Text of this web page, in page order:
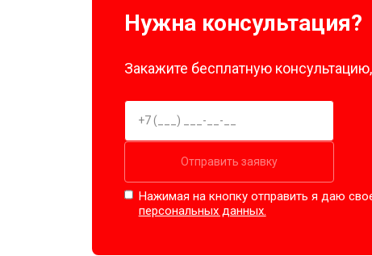
Нужна консультация?
Закажите бесплатную
Отправить заявку
Нажимая на кнопку отправить я даю
персональных данных.